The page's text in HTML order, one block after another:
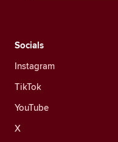
Socials
Instagram
TikTok
YouTube
X